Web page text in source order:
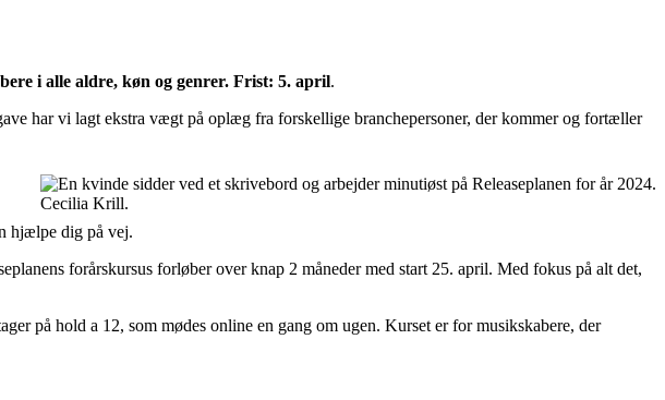
i alle aldre, køn og genrer. Frist: 5. april.
har vi lagt ekstra vægt på oplæg fra forskellige branchepersoner, der kommer og fortæller
Cecilia Krill.
hjælpe dig på vej.
forårskursus forløber over knap 2 måneder med start 25. april. Med fokus på alt det,
på hold a 12, som mødes online en gang om ugen. Kurset er for musikskabere, der